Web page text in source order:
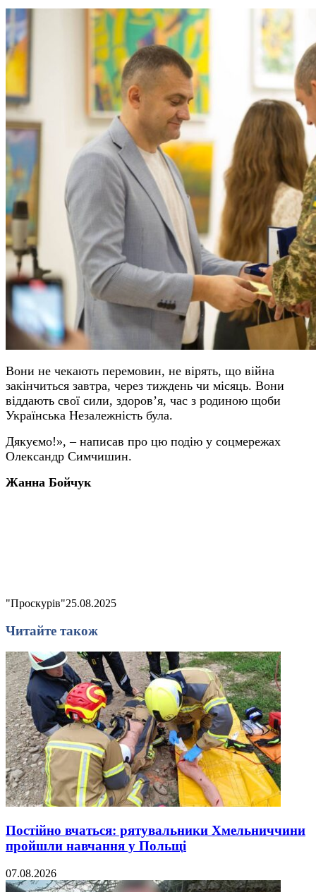
Вони не чекають перемовин, не вірять, що війна
закінчиться завтра, через тиждень чи місяць. Вони
віддають свої сили, здоровʼя, час з родиною щоби
Українська Незалежність була.
Дякуємо!», – написав про цю подію у соцмережах
Олександр Симчишин.
Жанна Бойчук
"Проскурів"25.08.2025
Читайте також
Постійно вчаться: рятувальники Хмельниччини
пройшли навчання у Польщі
07.08.2026